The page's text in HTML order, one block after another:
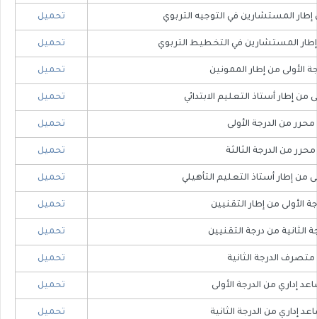
​تحميل إطار المستشارين في التوجيه التربوي
​تحميل إطار المستشارين في التخطيط التربوي
تحميل الأولى من إطار الممونين
​تحميل من إطار أستاذ التعليم الابتدائي
​تحميل ​محرر من الدرجة الأولى
​تحميل ​​محرر من الدرجة الثالثة
​تحميل من إطار أستاذ التعليم التأهيلي
تحميل الأولى من إطار التقنيين
​تحميل الثانية من درجة التقنيين
تحميل ​متصرف الدرجة الثانية
​تحميل إداري من الدرجة الأولى
​​تحميل إداري من الدرجة الثانية